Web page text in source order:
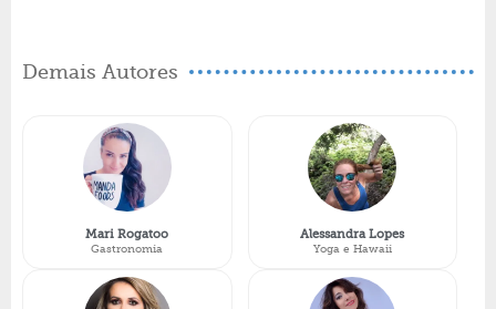
Demais Autores
Mari Rogatoo
Gastronomia
Alessandra Lopes
Yoga e Hawaii